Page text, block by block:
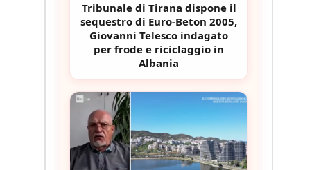
Tribunale di Tirana dispone il
sequestro di Euro-Beton 2005,
Giovanni Telesco indagato
per frode e riciclaggio in
Albania